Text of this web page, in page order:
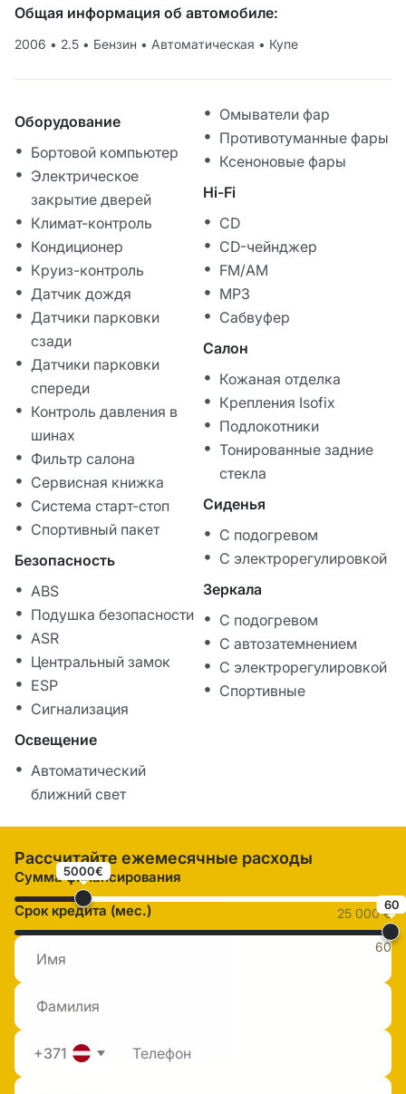
Общая информация об автомобиле:
2006 • 2.5 • Бензин • Автоматическая • Купе
Оборудование
Бортовой компьютер
Электрическое
закрытие дверей
Климат-контроль
Кондиционер
Круиз-контроль
Датчик дождя
Датчики парковки
сзади
Датчики парковки
спереди
Контроль давления в
шинах
Фильтр салона
Сервисная книжка
Система старт-стоп
Спортивный пакет
Безопасность
ABS
Подушка безопасности
ASR
Центральный замок
ESP
Сигнализация
Освещение
Автоматический
ближний свет
Омыватели фар
Противотуманные фары
Ксеноновые фары
Hi-Fi
CD
CD-чейнджер
FM/AM
MP3
Сабвуфер
Салон
Кожаная отделка
Крепления Isofix
Подлокотники
Тонированные задние
стекла
Сиденья
С подогревом
С электрорегулировкой
Зеркала
С подогревом
С автозатемнением
С электрорегулировкой
Спортивные
Рассчитайте ежемесячные расходы
Сумма финансирования
5000€
25 000 €
Срок кредита (мес.) 60
60
+371